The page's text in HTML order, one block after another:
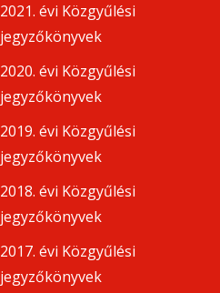
2021. évi Közgyűlési
jegyzőkönyvek
2020. évi Közgyűlési
jegyzőkönyvek
2019. évi Közgyűlési
jegyzőkönyvek
2018. évi Közgyűlési
jegyzőkönyvek
2017. évi Közgyűlési
jegyzőkönyvek